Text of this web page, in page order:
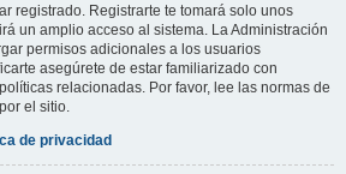
registrado. Registrarte te tomará solo unos
un amplio acceso al sistema. La Administración
permisos adicionales a los usuarios
asegúrete de estar familiarizado con
relacionadas. Por favor, lee las normas de
el sitio.
de privacidad